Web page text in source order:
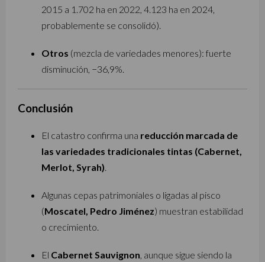
2015 a 1.702 ha en 2022, 4.123 ha en 2024,
probablemente se consolidó).
Otros (mezcla de variedades menores): fuerte
disminución, −36,9%.
Conclusión
El catastro confirma una reducción marcada de
las variedades tradicionales tintas (Cabernet,
Merlot, Syrah).
Algunas cepas patrimoniales o ligadas al pisco
(Moscatel, Pedro Jiménez) muestran estabilidad
o crecimiento.
El Cabernet Sauvignon, aunque sigue siendo la